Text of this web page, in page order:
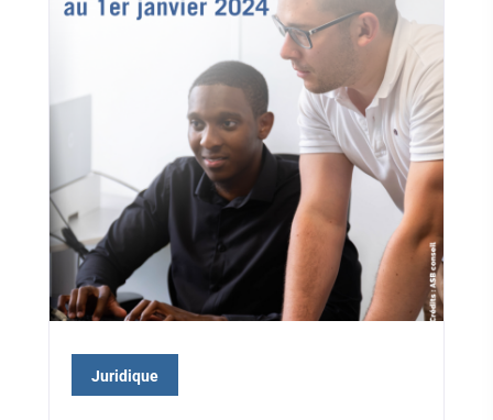
Juridique